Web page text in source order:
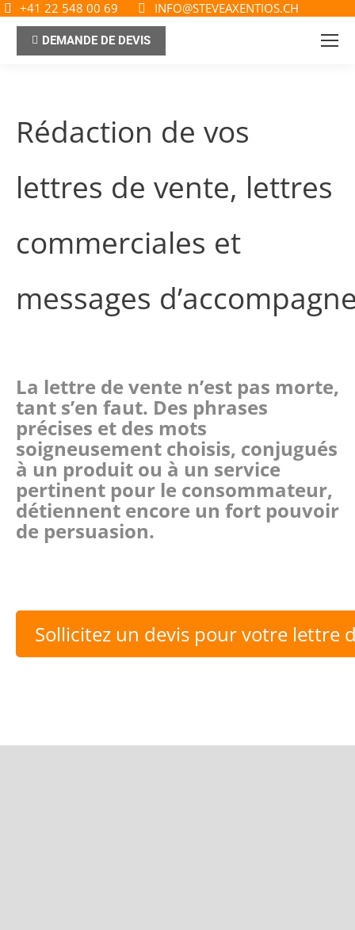
+41 22 548 00 69 INFO@STEVEAXENTIOS.CH
DEMANDE DE DEVIS
Rédaction de vos
lettres de vente, lettres
commerciales et
messages
La lettre de vente n’est pas morte,
tant s’en faut. Des phrases
précises et des mots
soigneusement choisis, conjugués
à un produit ou à un service
pertinent pour le consommateur,
détiennent encore un fort pouvoir
de persuasion.
Sollicitez un devis pour votre lettre